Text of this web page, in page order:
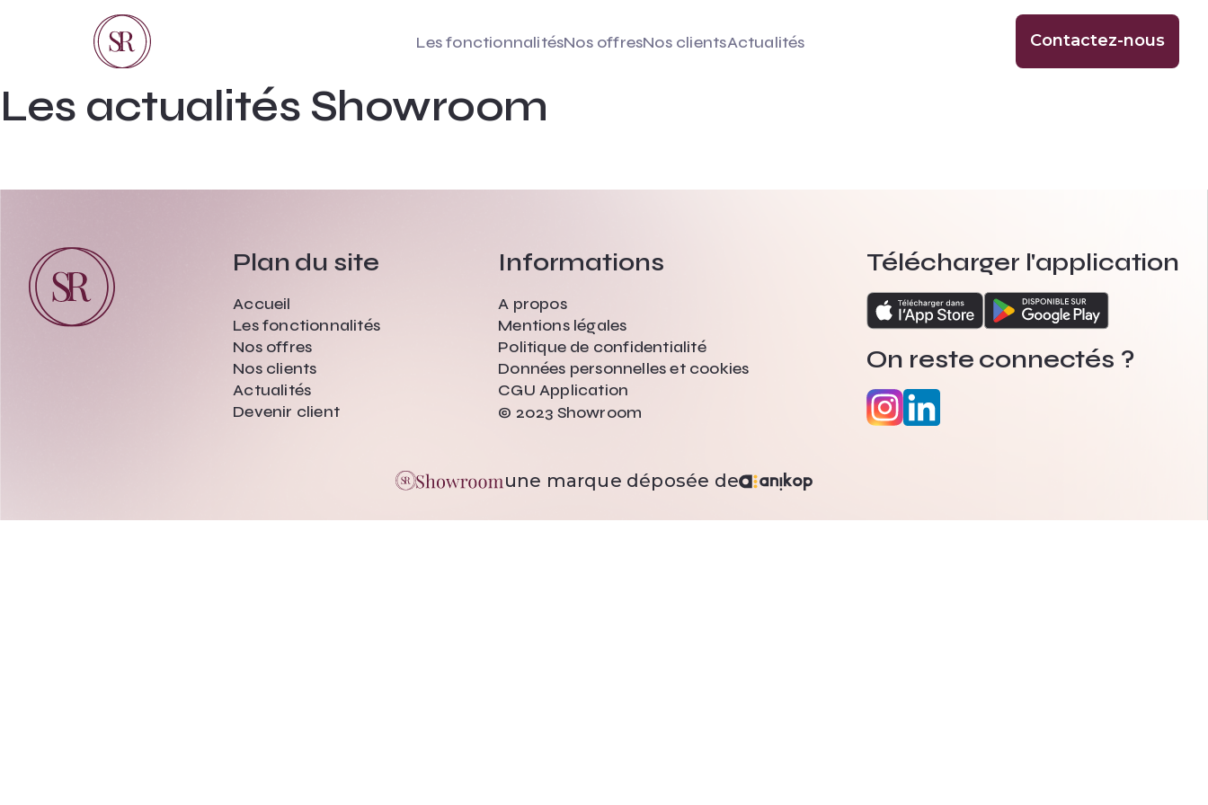
Les fonctionnalitésNos offresNos clientsActualités Contactez-nous
Les actualités Showroom
Plan du site
Accueil
Les fonctionnalités
Nos offres
Nos clients
Actualités
Devenir client
Informations
A propos
Mentions légales
Politique de confidentialité
Données personnelles et cookies
CGU Application
© 2023 Showroom
Télécharger l'application
On reste connectés ?
une marque déposée de